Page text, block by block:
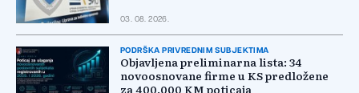
03. 08. 2026.
PODRŠKA PRIVREDNIM SUBJEKTIMA
Objavljena preliminarna lista: 34
novoosnovane firme u KS predložene
za 400.000 KM poticaja